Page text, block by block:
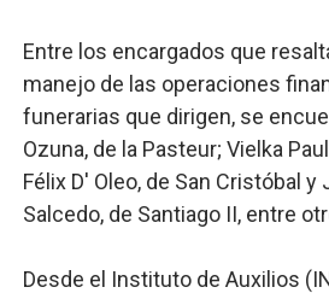
Entre los encargados que
manejo de las operaciones
funerarias que dirigen, se
Ozuna, de la Pasteur; Vielka
Félix D' Oleo, de San Cristóbal y
Salcedo, de Santiago II, entre
Desde el Instituto de Auxilios